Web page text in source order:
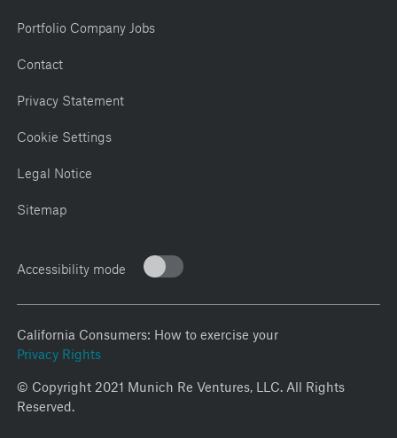
Portfolio Company Jobs
Contact
Privacy Statement
Cookie Settings
Legal Notice
Sitemap
Accessibility mode
California Consumers: How to exercise your
Privacy Rights
© Copyright 2021 Munich Re Ventures, LLC. All Rights
Reserved.